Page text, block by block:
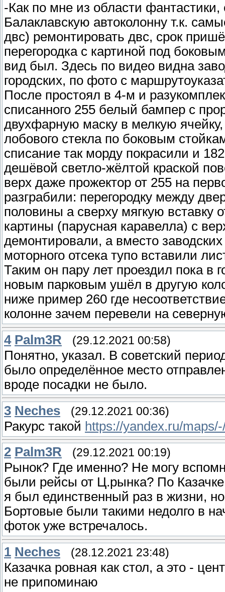
-Как по мне из области
Балаклавскую автоколонну т.к.
двс) ремонтировать двс, срок
перегородка с картиной под
вид был. Здесь по видео видна
городских, по фото с
После простоял в 4-м и
списанного 255 белый бампер с
двухфарную маску в мелкую
лобового стекла по боковым
списание так морду покрасили и
дешёвой светло-жёлтой краской
верх даже прожектор от 255 на
разграбили: перегородку между
половины а сверху мягкую вставку
картины (парусная каравелла) с
демонтировали, а вместо
моторного отсека тупо вставили
Таким он пару лет проездил пока в
новым парковым ушёл в другую
ниже пример 260 где
колонне зачем перевели на
4 Palm3R (29.12.2021 00:58)
Понятно, указал. В советский
было определённое место
вроде посадки не было.
3 Neches (29.12.2021 00:36)
Ракурс такой https://yandex.ru/
2 Palm3R (29.12.2021 00:19)
Рынок? Где именно? Не могу
были рейсы от Ц.рынка? По
я был единственный раз в жизни,
Бортовые были такими недолго в
фоток уже встречалось.
1 Neches (28.12.2021 23:48)
Казачка ровная как стол, а это -
не припоминаю